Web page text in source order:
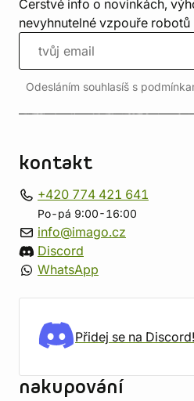
Čerstvé info o novinkách,
nevyhnutelné vzpouře robotů
Odesláním souhlasíš s
kontakt
+420 774 421 641
Po-pá 9:00-16:00
info@imago.cz
Discord
WhatsApp
Přidej se na Discord!
nakupování